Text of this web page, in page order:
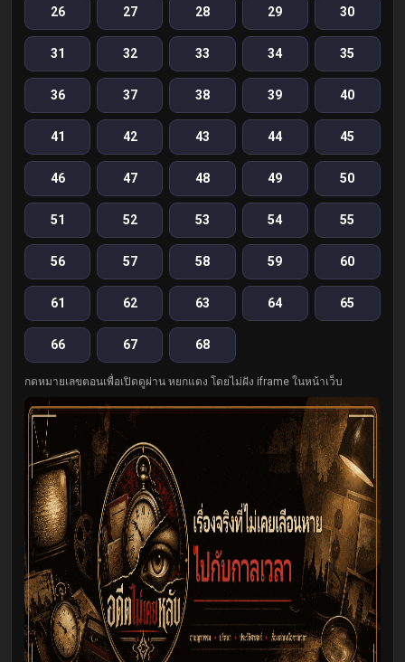
26 27 28 29 30
31 32 33 34 35
36 37 38 39 40
41 42 43 44 45
46 47 48 49 50
51 52 53 54 55
56 57 58 59 60
61 62 63 64 65
66 67 68
กดหมายเลขตอนเพื่อเปิดดูผ่าน หยกแดง โดยไม่ฝัง iframe ในหน้าเว็บ